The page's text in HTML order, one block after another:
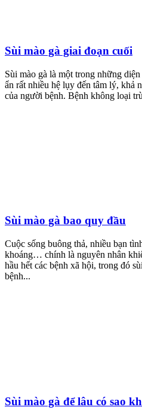
Sùi mào gà giai đoạn cuối
Sùi mào gà là một trong những
ẩn rất nhiều hệ lụy đến tâm lý, khả
của người bệnh. Bệnh không loại
Sùi mào gà bao quy đầu
Cuộc sống buông thả, nhiều bạn
khoáng… chính là nguyên nhân
hầu hết các bệnh xã hội, trong đó
bệnh...
Sùi mào gà để lâu có sao